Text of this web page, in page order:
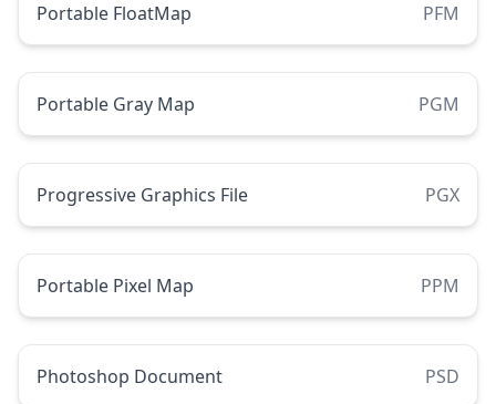
Portable FloatMap PFM
Portable Gray Map PGM
Progressive Graphics File PGX
Portable Pixel Map PPM
Photoshop Document PSD